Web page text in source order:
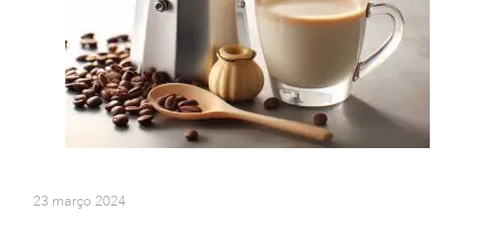
23 março 2024